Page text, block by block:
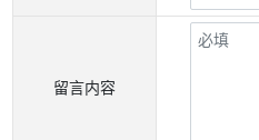
留言内容